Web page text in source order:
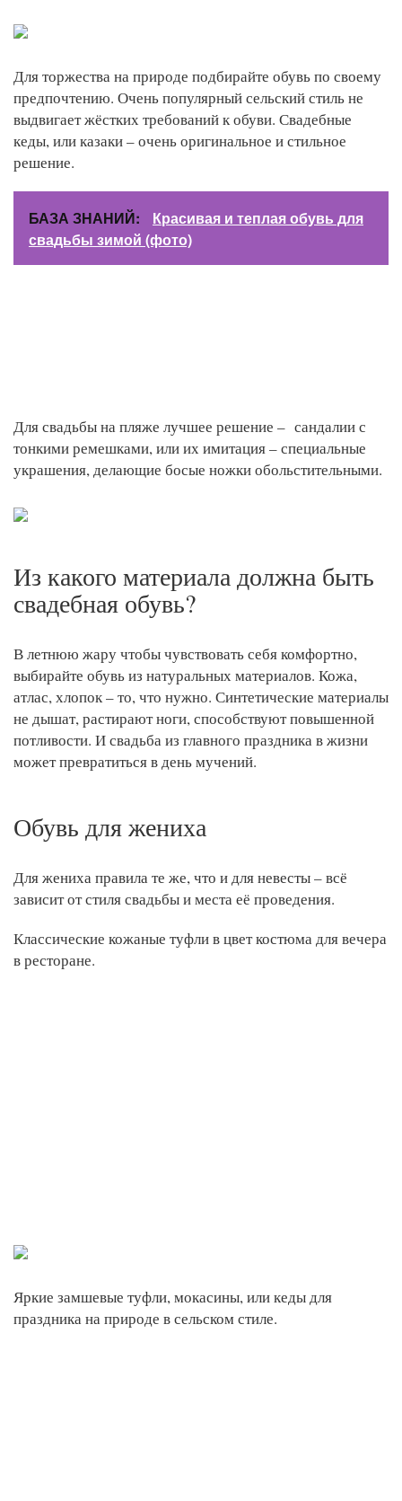
Для торжества на природе подбирайте обувь по своему
предпочтению. Очень популярный сельский стиль не
выдвигает жёстких требований к обуви. Свадебные
кеды, или казаки – очень оригинальное и стильное
решение.
БАЗА ЗНАНИЙ:
Красивая и теплая обувь для
свадьбы зимой (фото)
Для свадьбы на пляже лучшее решение – сандалии с
тонкими ремешками, или их имитация – специальные
украшения, делающие босые ножки обольстительными.
Из какого материала должна быть
свадебная обувь?
В летнюю жару чтобы чувствовать себя комфортно,
выбирайте обувь из натуральных материалов. Кожа,
атлас, хлопок – то, что нужно. Синтетические материалы
не дышат, растирают ноги, способствуют повышенной
потливости. И свадьба из главного праздника в жизни
может превратиться в день мучений.
Обувь для жениха
Для жениха правила те же, что и для невесты – всё
зависит от стиля свадьбы и места её проведения.
Классические кожаные туфли в цвет костюма для вечера
в ресторане.
Яркие замшевые туфли, мокасины, или кеды для
праздника на природе в сельском стиле.